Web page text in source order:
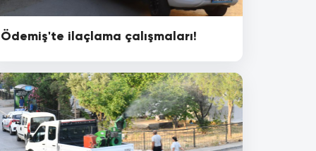
Ödemiş'te ilaçlama çalışmaları!